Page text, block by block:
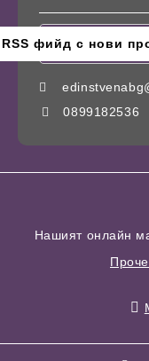
0899182536
Нашият онлайн